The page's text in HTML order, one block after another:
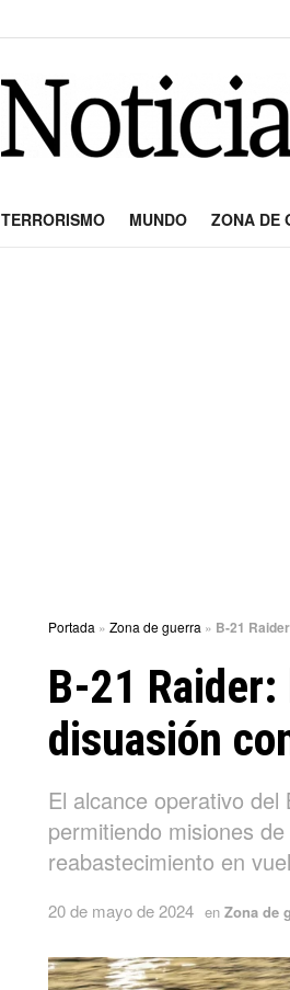
TERRORISMO MUNDO ZONA DE
Portada » Zona de guerra » B-21
B-21 Raider:
disuasión
El alcance operativo
permitiendo misiones
reabastecimiento en
20 de mayo de 2024 en Zona de